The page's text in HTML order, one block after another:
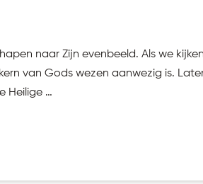
naar Zijn evenbeeld. Als we
van Gods wezen aanwezig is.
Heilige …